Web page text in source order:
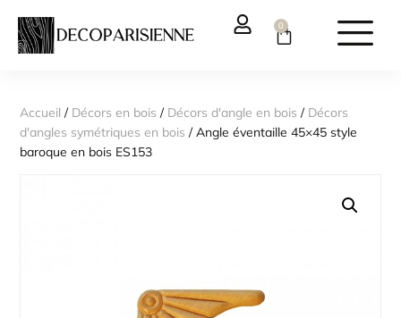
0
Accueil / Décors en bois / Décors d'angle en bois / Décors
d'angles symétriques en bois / Angle éventaille 45×45 style
baroque en bois ES153